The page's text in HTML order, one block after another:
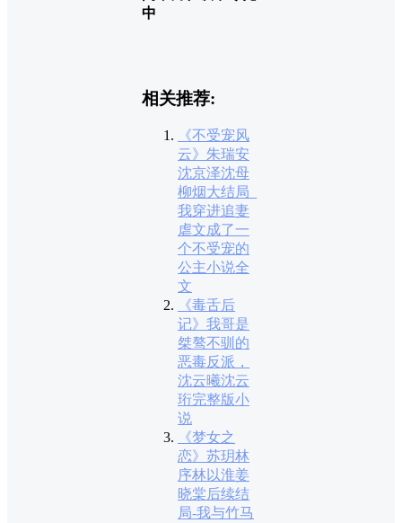
中
相关推荐:
《不受宠风
云》朱瑞安
沈京泽沈母
柳烟大结局_
我穿进追妻
虐文成了一
个不受宠的
公主小说全
文
《毒舌后
记》我哥是
桀骜不驯的
恶毒反派，
沈云曦沈云
珩完整版小
说
《梦女之
恋》苏玥林
序林以淮姜
晓棠后续结
局-我与竹马